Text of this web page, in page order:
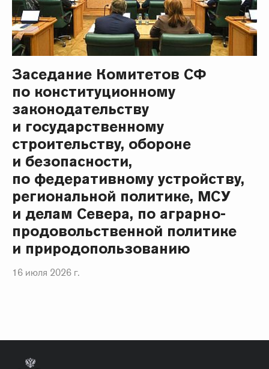
Заседание Комитетов СФ
по конституционному
законодательству
и государственному
строительству, обороне
и безопасности,
по федеративному устройству,
региональной политике, МСУ
и делам Севера, по аграрно-
продовольственной политике
и природопользованию
16 июля 2026 г.